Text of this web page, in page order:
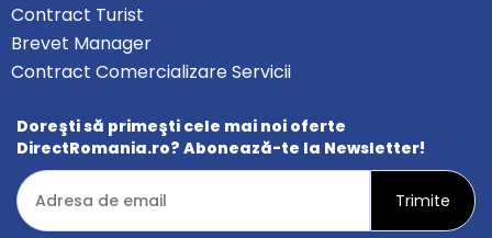
Contract Turist
Brevet Manager
Contract Comercializare Servicii
Doreşti să primeşti cele mai noi oferte
DirectRomania.ro? Abonează-te la Newsletter!